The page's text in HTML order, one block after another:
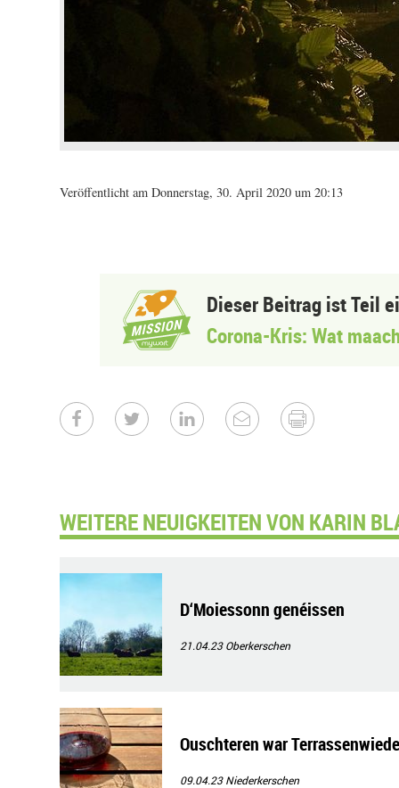
Veröffentlicht am Donnerstag, 30. April 2020 um 20:13
Dieser Beitrag ist Teil
Corona-Kris: Wat
WEITERE NEUIGKEITEN VON KARIN
D‘Moiessonn genéissen
21.04.23Oberkerschen
Ouschteren war
09.04.23Niederkerschen